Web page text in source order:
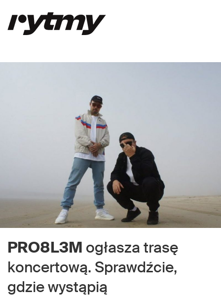
PRO8L3M ogłasza trasę
koncertową. Sprawdźcie,
gdzie wystąpią